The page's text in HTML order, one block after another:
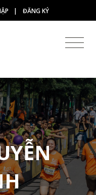
| ĐĂNG KÝ